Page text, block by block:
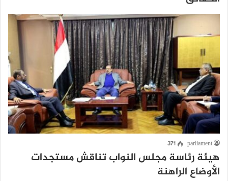
parliament
371
هيئة رئاسة مجلس النواب تناقش مستجدات
الأوضاع الراهنة